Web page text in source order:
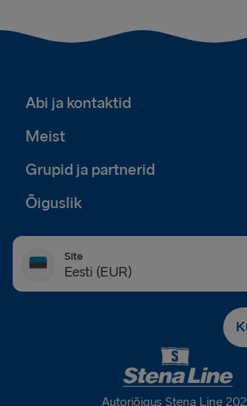
Abi ja kontaktid
Meist
Grupid ja partnerid
Õiguslik
Site
Eesti (EUR)
Autoriõigus Stena Line